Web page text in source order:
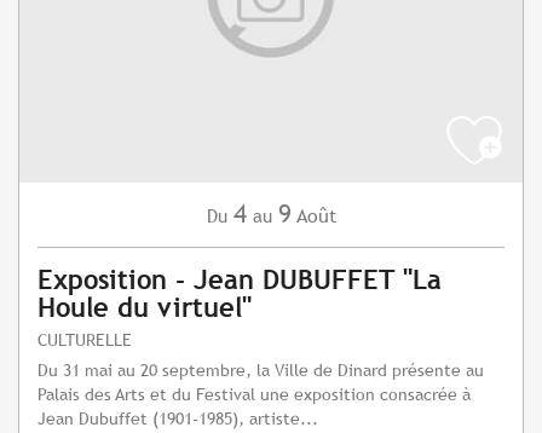
Du 4 au 9 Août
Exposition - Jean DUBUFFET "La
Houle du virtuel"
CULTURELLE
Du 31 mai au 20 septembre, la Ville de Dinard présente au
Palais des Arts et du Festival une exposition consacrée à
Jean Dubuffet (1901-1985), artiste...